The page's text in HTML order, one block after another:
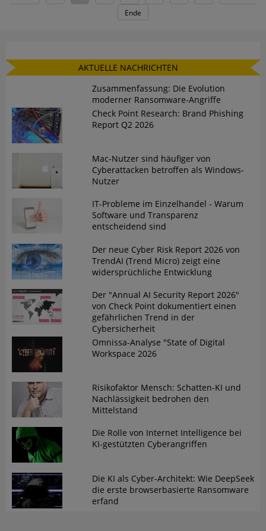
Ende
AKTUELLE NACHRICHTEN
Zusammenfassung: Die Evolution
moderner Ransomware-Angriffe
Check Point Research: Brand Phishing
Report Q2 2026
Mac-Nutzer sind häufiger von
Cyberattacken betroffen als Windows-
Nutzer
IT-Probleme im Einzelhandel - Warum
Software und Transparenz
entscheidend sind
Der neue Cyber Risk Report 2026 von
TrendAI (Trend Micro) zeigt eine
widersprüchliche Entwicklung
Der "Annual AI Security Report 2026"
von Check Point dokumentiert einen
gefährlichen Trend in der
Cybersicherheit
Omnissa-Analyse "State of Digital
Workspace 2026
Risikofaktor Mensch: Schatten-KI und
Nachlässigkeit bedrohen den
Mittelstand
Die Rolle von Internet Intelligence bei
KI-gestützten Cyberangriffen
Die KI als Cyber-Architekt: Wie DeepSeek
die erste browserbasierte Ransomware
erfand